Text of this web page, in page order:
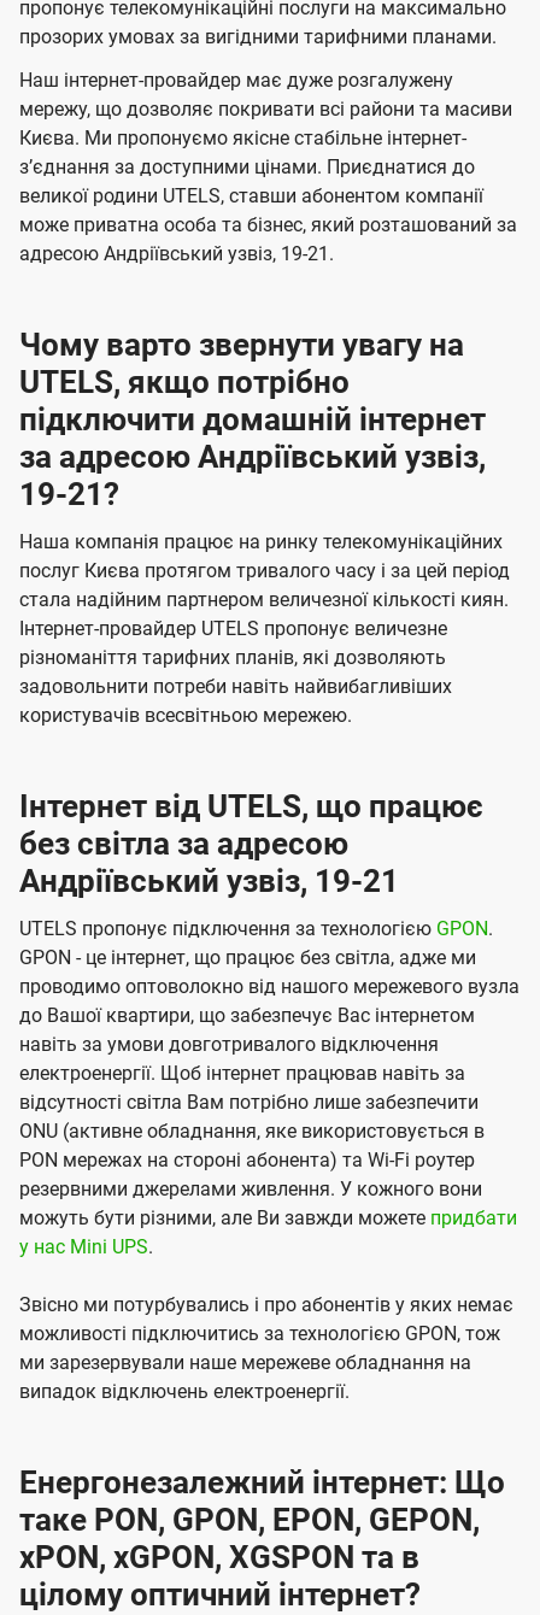
ї
U
t
e
l
s
а
ч
е
н
н
я
а
ч
е
н
н
я
пропонує телекомунікаційні послуги на максимально
прозорих умовах за вигідними тарифними планами.
Наш інтернет-провайдер має дуже розгалужену
мережу, що дозволяє покривати всі райони та масиви
Києва. Ми пропонуємо якісне стабільне інтернет-
зʼєднання за доступними цінами. Приєднатися до
великої родини UTELS, ставши абонентом компанії
може приватна особа та бізнес, який розташований за
адресою Андріївський узвіз, 19-21.
Чому варто звернути увагу на
UTELS, якщо потрібно
підключити домашній інтернет
за адресою Андріївський узвіз,
19-21?
Наша компанія працює на ринку телекомунікаційних
послуг Києва протягом тривалого часу і за цей період
стала надійним партнером величезної кількості киян.
Інтернет-провайдер UTELS пропонує величезне
різноманіття тарифних планів, які дозволяють
задовольнити потреби навіть найвибагливіших
користувачів всесвітньою мережею.
Інтернет від UTELS, що працює
без світла за адресою
Андріївський узвіз, 19-21
UTELS пропонує підключення за технологією GPON.
GPON - це інтернет, що працює без світла, адже ми
проводимо оптоволокно від нашого мережевого вузла
до Вашої квартири, що забезпечує Вас інтернетом
навіть за умови довготривалого відключення
електроенергії. Щоб інтернет працював навіть за
відсутності світла Вам потрібно лише забезпечити
ONU (активне обладнання, яке використовується в
PON мережах на стороні абонента) та Wi-Fi роутер
резервними джерелами живлення. У кожного вони
можуть бути різними, але Ви завжди можете придбати
у нас Mini UPS.
Звісно ми потурбувались і про абонентів у яких немає
можливості підключитись за технологією GPON, тож
ми зарезервували наше мережеве обладнання на
випадок відключень електроенергії.
Енергонезалежний інтернет: Що
таке PON, GPON, EPON, GEPON,
xPON, xGPON, XGSPON та в
цілому оптичний інтернет?